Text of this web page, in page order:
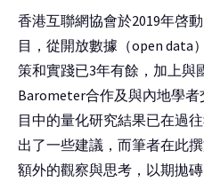
香港互聯網協會於2019年啓
目，從開放數據（open data
策和實踐已3年有餘，加上與
Barometer合作及與內地學
目中的量化研究結果已在過
出了一些建議，而筆者在此
額外的觀察與思考，以期拋磚